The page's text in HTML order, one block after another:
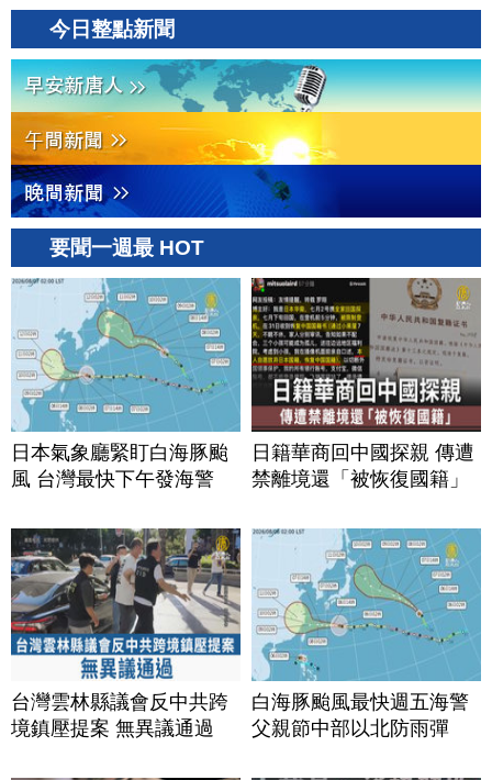
今日整點新聞
要聞一週最 HOT
日本氣象廳緊盯白海豚颱
風 台灣最快下午發海警
日籍華商回中國探親 傳遭
禁離境還「被恢復國籍」
台灣雲林縣議會反中共跨
境鎮壓提案 無異議通過
白海豚颱風最快週五海警
父親節中部以北防雨彈